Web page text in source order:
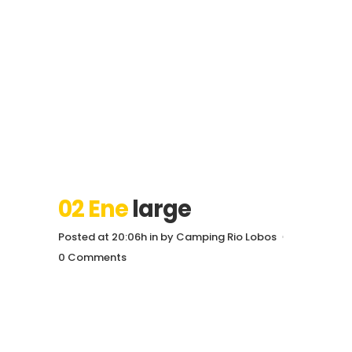
02 Enelarge
Posted at 20:06h in by Camping Rio Lobos
0 Comments